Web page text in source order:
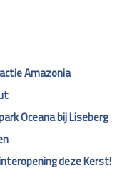
Amazonia
Oceana bij Liseberg
deze Kerst!